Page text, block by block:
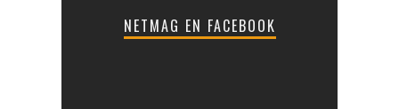
NETMAG EN FACEBOOK